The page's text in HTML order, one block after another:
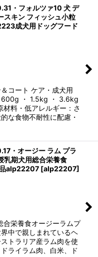
・フォルツァ10 犬 デ
スキン フィッシュ小粒
成犬用ドッグフード
コート ケア・成犬用
600g ・ 1.5kg ・ 3.6kg
料・低アレルギー：さ
な食物不耐性に配慮・
・オージー ラム プラ
乳期犬用総合栄養食
alp22207 [alp22207]
合栄養食オージーラムプ
中で親しまれているヘ
トラリア産ラム肉を使
ライラム肉、白米、ド